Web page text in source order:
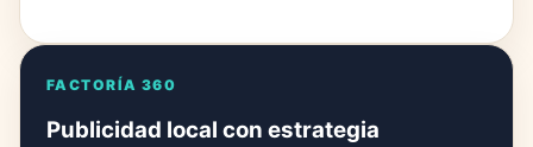
FACTORÍA 360
Publicidad local con estrategia